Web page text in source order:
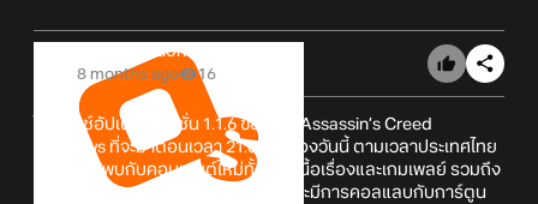
Online Station
8 months ago
16
ในแพตช์อัปเดตเวอร์ชั่น 1.1.6 ของเกม Assassin’s Creed
Shadows ที่จะมาตอนเวลา 21:00 น. ของวันนี้ ตามเวลาประเทศไทย
ผู้เล่นจะได้พบกับคอนเทนต์ใหม่ทั้งด้านเนื้อเรื่องและเกมเพลย์ รวมถึง
การยืนยันข่าวลือก่อนหน้านี้ว่าตัวเกมจะมีการคอลแลบกับการ์ตูน